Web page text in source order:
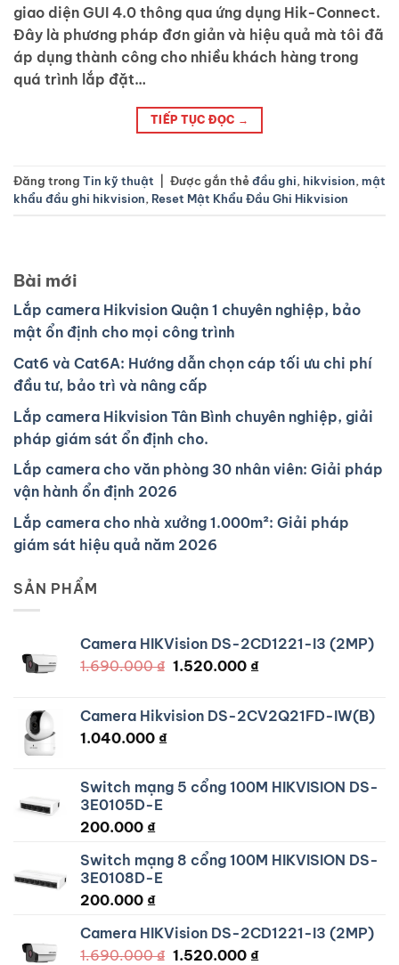
giao diện GUI 4.0 thông qua ứng dụng Hik-Connect.
Đây là phương pháp đơn giản và hiệu quả mà tôi đã
áp dụng thành công cho nhiều khách hàng trong
quá trình lắp đặt…
TIẾP TỤC ĐỌC →
Đăng trong Tin kỹ thuật Được gắn thẻđầu ghi, hikvision, mật
khẩu đầu ghi hikvision, Reset Mật Khẩu Đầu Ghi Hikvision
Bài mới
Lắp camera Hikvision Quận 1 chuyên nghiệp, bảo
mật ổn định cho mọi công trình
Cat6 và Cat6A: Hướng dẫn chọn cáp tối ưu chi phí
đầu tư, bảo trì và nâng cấp
Lắp camera Hikvision Tân Bình chuyên nghiệp, giải
pháp giám sát ổn định cho.
Lắp camera cho văn phòng 30 nhân viên: Giải pháp
vận hành ổn định 2026
Lắp camera cho nhà xưởng 1.000m²: Giải pháp
giám sát hiệu quả năm 2026
SẢN PHẨM
Camera HIKVision DS-2CD1221-I3 (2MP)
1.690.000₫ Giá
1.690.000 ₫.
1.520.000 ₫Giá
là:
Camera Hikvision DS-2CV2Q21FD-IW(B)
1.040.000 ₫
Switch mạng 5 cổng 100M HIKVISION DS-
3E0105D-E
200.000 ₫
Switch mạng 8 cổng 100M HIKVISION DS-
3E0108D-E
200.000 ₫
Camera HIKVision DS-2CD1221-I3 (2MP)
1.690.000₫ Giá
1.520.000 ₫Giá